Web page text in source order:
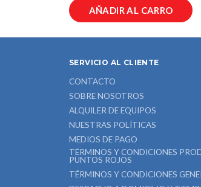
AÑADIR AL CARRO
SERVICIO AL CLIENTE
CONTACTO
SOBRE NOSOTROS
ALQUILER DE EQUIPOS
NUESTRAS POLÍTICAS
MEDIOS DE PAGO
TÉRMINOS Y CONDICIONES
PUNTOS ROJOS
TÉRMINOS Y CONDICIONES